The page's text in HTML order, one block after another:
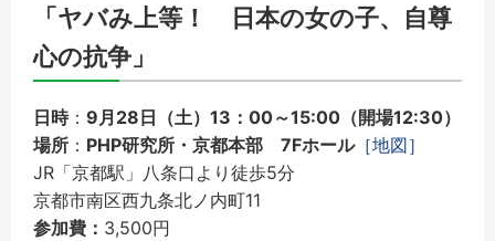
「ヤバみ上等！ 日本の女の子、自尊
心の抗争」
日時： 9月28日（土）13：00～15:00（開場12:30）
場所 ： PHP研究所・京都本部 7Fホール［地図］
JR「京都駅」八条口より徒歩5分
京都市南区西九条北ノ内町11
参加費： 3,500円